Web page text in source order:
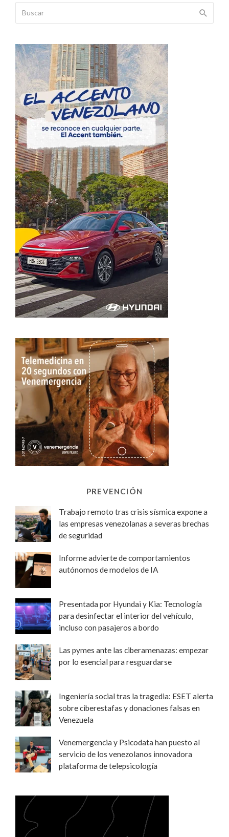
PREVENCIÓN
Trabajo remoto tras crisis sísmica expone a
las empresas venezolanas a severas brechas
de seguridad
Informe advierte de comportamientos
autónomos de modelos de IA
Presentada por Hyundai y Kia: Tecnología
para desinfectar el interior del vehículo,
incluso con pasajeros a bordo
Las pymes ante las ciberamenazas: empezar
por lo esencial para resguardarse
Ingeniería social tras la tragedia: ESET alerta
sobre ciberestafas y donaciones falsas en
Venezuela
Venemergencia y Psicodata han puesto al
servicio de los venezolanos innovadora
plataforma de telepsicología